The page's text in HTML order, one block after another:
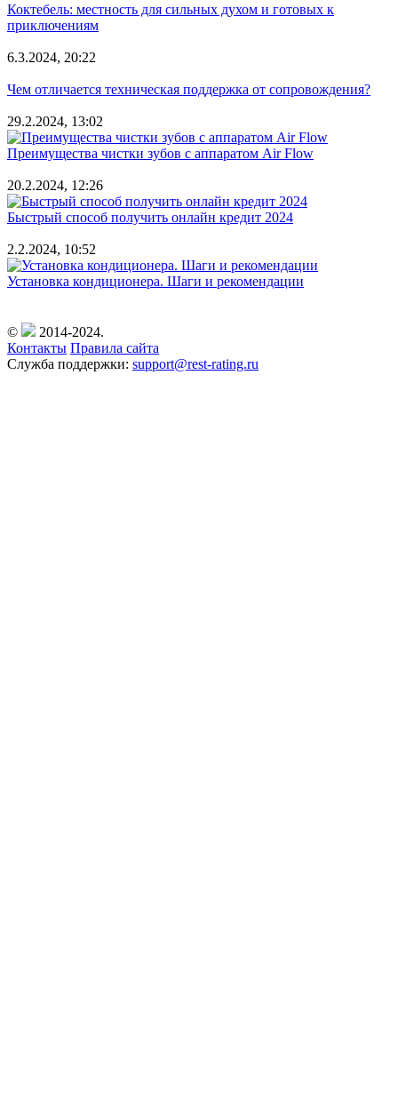
Коктебель: местность для сильных духом и готовых к
приключениям
6.3.2024, 20:22
Чем отличается техническая поддержка от сопровождения?
29.2.2024, 13:02
Преимущества чистки зубов с аппаратом Air Flow
20.2.2024, 12:26
Быстрый способ получить онлайн кредит 2024
2.2.2024, 10:52
Установка кондиционера. Шаги и рекомендации
©
2014-2024.
Контакты Правила сайта
Служба поддержки: support@rest-rating.ru